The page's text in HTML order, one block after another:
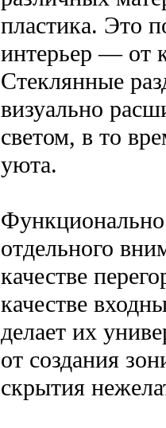
пластика. Это
интерьер — от
Стеклянные
визуально
светом, в то
уюта.
отдельного
качестве
качестве
делает их
от создания
скрытия